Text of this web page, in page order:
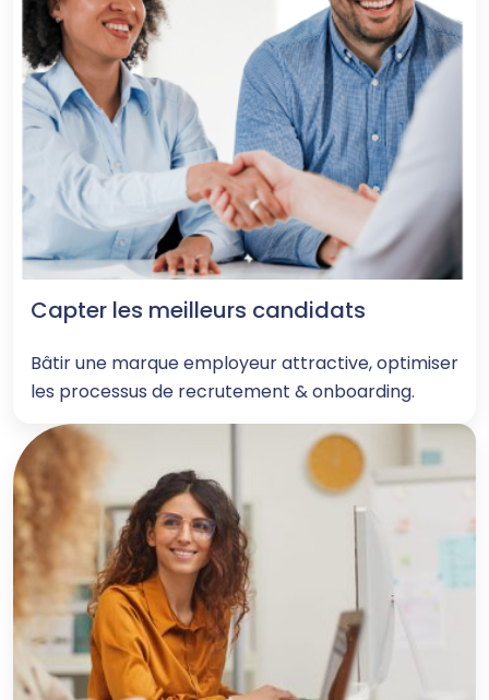
Capter les meilleurs candidats
Bâtir une marque employeur attractive, optimiser
les processus de recrutement & onboarding.